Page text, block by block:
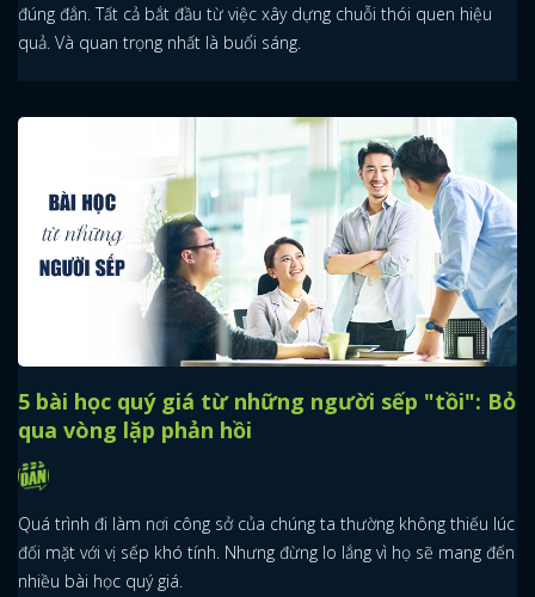
đúng đắn. Tất cả bắt đầu từ việc xây dựng chuỗi thói quen hiệu
quả. Và quan trọng nhất là buổi sáng.
5 bài học quý giá từ những người sếp "tồi": Bỏ
qua vòng lặp phản hồi
Quá trình đi làm nơi công sở của chúng ta thường không thiếu lúc
đối mặt với vị sếp khó tính. Nhưng đừng lo lắng vì họ sẽ mang đến
nhiều bài học quý giá.